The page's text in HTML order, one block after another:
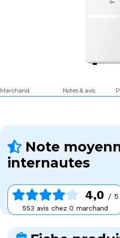
Marchand Notes & avis
Note
internautes
4,0 / 5
553 avis chez 0 marchand